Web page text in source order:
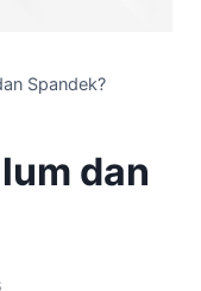
Spandek?
dan